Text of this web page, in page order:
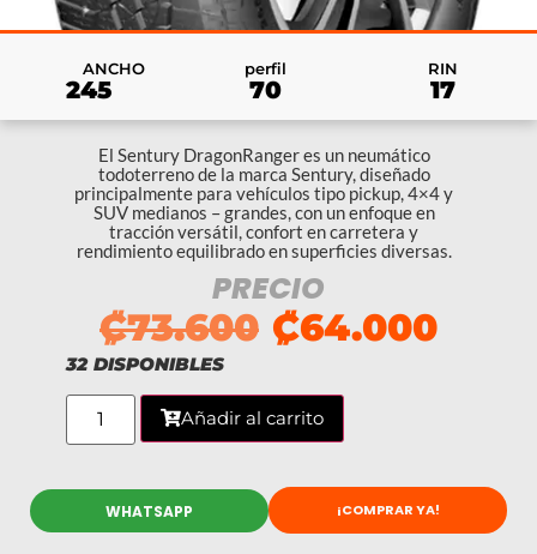
ANCHO
245
perfil
70
RIN
17
El Sentury DragonRanger es un neumático
todoterreno de la marca Sentury, diseñado
principalmente para vehículos tipo pickup, 4×4 y
SUV medianos – grandes, con un enfoque en
tracción versátil, confort en carretera y
rendimiento equilibrado en superficies diversas.
PRECIO
₡73.600 ₡64.000
32 DISPONIBLES
Añadir al carrito
WHATSAPP ¡COMPRAR YA!